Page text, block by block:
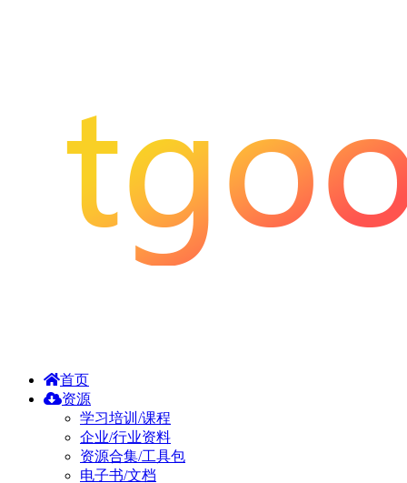
首页
资源
学习培训/课程
企业/行业资料
资源合集/工具包
电子书/文档